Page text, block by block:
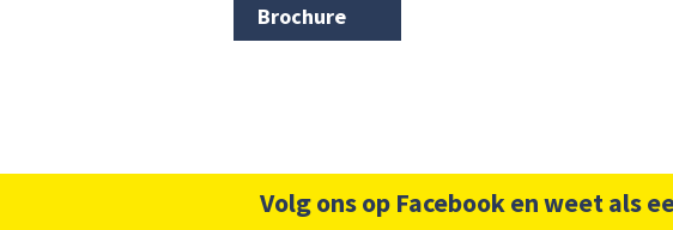
Brochure
Volg ons op Facebook en weet als